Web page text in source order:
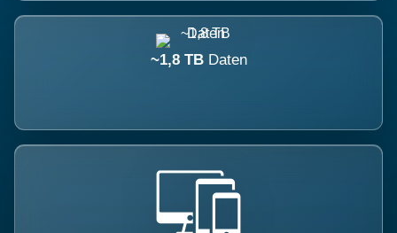
~1,8 TB Daten